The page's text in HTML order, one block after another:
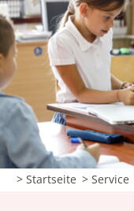
> Startseite > Service